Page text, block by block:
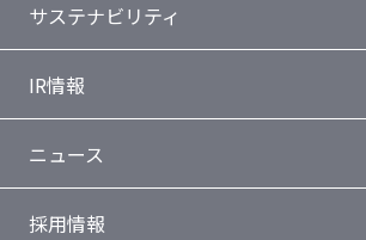
サステナビリティ
IR情報
ニュース
採用情報